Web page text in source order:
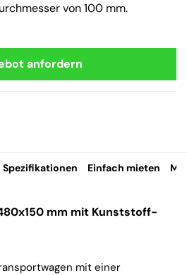
von 100 mm.
anfordern
Spezifikationen Einfach mieten
mm mit Kunststoff-
mit einer